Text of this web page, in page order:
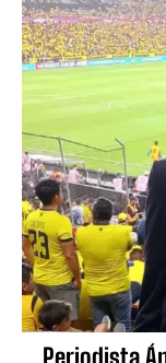
Periodista